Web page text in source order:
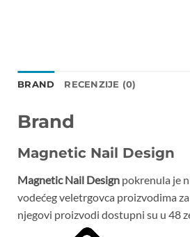
BRAND RECENZIJE (0)
Brand
Magnetic Nail Design
Magnetic Nail Design pokrenula je
vodećeg veletrgovca proizvodima
njegovi proizvodi dostupni su u 48